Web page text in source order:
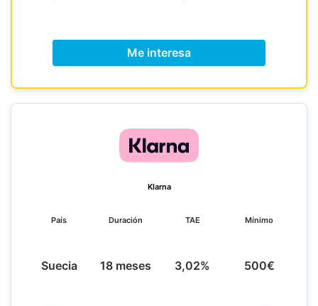
Me interesa
Klarna
País
Suecia
Duración
18 meses
TAE
3,02%
Mínimo
500€